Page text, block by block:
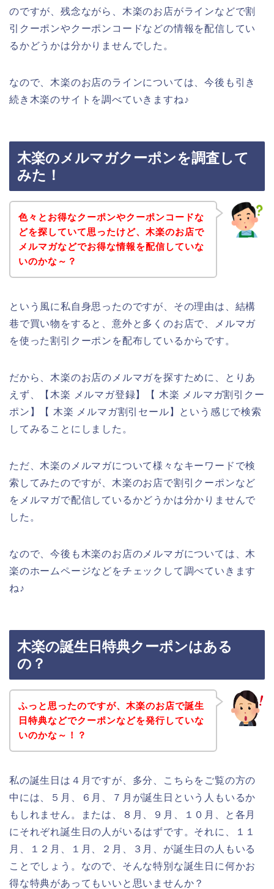
のですが、残念ながら、木楽のお店がラインなどで割
引クーポンやクーポンコードなどの情報を配信してい
るかどうかは分かりませんでした。
なので、木楽のお店のラインについては、今後も引き
続き木楽のサイトを調べていきますね♪
木楽のメルマガクーポンを調査して
みた！
色々とお得なクーポンやクーポンコードな
どを探していて思ったけど、木楽のお店で
メルマガなどでお得な情報を配信していな
いのかな～？
という風に私自身思ったのですが、その理由は、結構
巷で買い物をすると、意外と多くのお店で、メルマガ
を使った割引クーポンを配布しているからです。
だから、木楽のお店のメルマガを探すために、とりあ
えず、【木楽 メルマガ登録】【 木楽 メルマガ割引クー
ポン】【 木楽 メルマガ割引セール】という感じで検索
してみることにしました。
ただ、木楽のメルマガについて様々なキーワードで検
索してみたのですが、木楽のお店で割引クーポンなど
をメルマガで配信しているかどうかは分かりませんで
した。
なので、今後も木楽のお店のメルマガについては、木
楽のホームページなどをチェックして調べていきます
ね♪
木楽の誕生日特典クーポンはある
の？
ふっと思ったのですが、木楽のお店で誕生
日特典などでクーポンなどを発行していな
いのかな～！？
私の誕生日は４月ですが、多分、こちらをご覧の方の
中には、５月、６月、７月が誕生日という人もいるか
もしれません。または、８月、９月、１０月、と各月
にそれぞれ誕生日の人がいるはずです。それに、１１
月、１２月、１月、２月、３月、が誕生日の人もいる
ことでしょう。なので、そんな特別な誕生日に何かお
得な特典があってもいいと思いませんか？